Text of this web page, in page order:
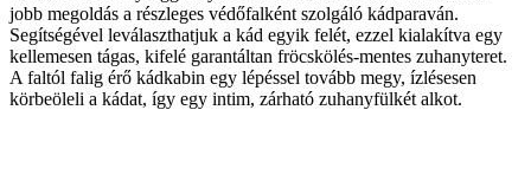
jobb megoldás a részleges védőfalként szolgáló kádparaván.
Segítségével leválaszthatjuk a kád egyik felét, ezzel kialakítva egy
kellemesen tágas, kifelé garantáltan fröcskölés-mentes zuhanyteret.
A faltól falig érő kádkabin egy lépéssel tovább megy, ízlésesen
körbeöleli a kádat, így egy intim, zárható zuhanyfülkét alkot.